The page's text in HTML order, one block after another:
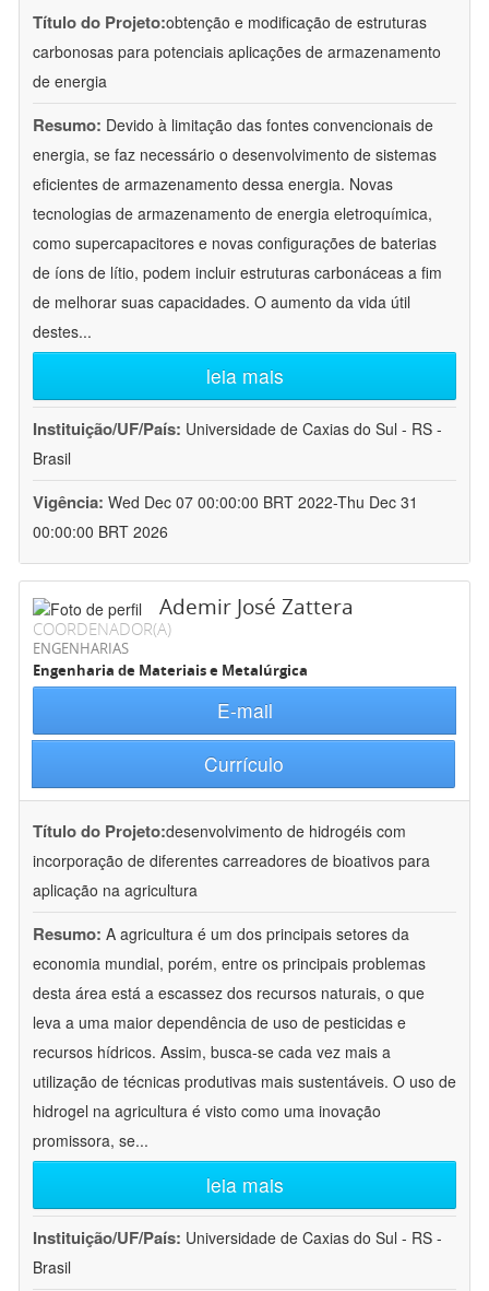
Título do Projeto:obtenção e modificação de estruturas
carbonosas para potenciais aplicações de armazenamento
de energia
Resumo: Devido à limitação das fontes convencionais de
energia, se faz necessário o desenvolvimento de sistemas
eficientes de armazenamento dessa energia. Novas
tecnologias de armazenamento de energia eletroquímica,
como supercapacitores e novas configurações de baterias
de íons de lítio, podem incluir estruturas carbonáceas a fim
de melhorar suas capacidades. O aumento da vida útil
destes...
leia mais
Instituição/UF/País: Universidade de Caxias do Sul - RS -
Brasil
Vigência: Wed Dec 07 00:00:00 BRT 2022-Thu Dec 31
00:00:00 BRT 2026
Ademir José Zattera
COORDENADOR(A)
ENGENHARIAS
Engenharia de Materiais e Metalúrgica
E-mail
Currículo
Título do Projeto:desenvolvimento de hidrogéis com
incorporação de diferentes carreadores de bioativos para
aplicação na agricultura
Resumo: A agricultura é um dos principais setores da
economia mundial, porém, entre os principais problemas
desta área está a escassez dos recursos naturais, o que
leva a uma maior dependência de uso de pesticidas e
recursos hídricos. Assim, busca-se cada vez mais a
utilização de técnicas produtivas mais sustentáveis. O uso de
hidrogel na agricultura é visto como uma inovação
promissora, se...
leia mais
Instituição/UF/País: Universidade de Caxias do Sul - RS -
Brasil